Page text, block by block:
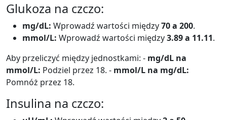
Glukoza na czczo:
mg/dL: Wprowadź wartości między70 a 200.
mmol/L: Wprowadź wartości między3.89 a 11.11.
Aby przeliczyć między jednostkami: - mg/dL na
mmol/L: Podziel przez 18. - mmol/L na mg/dL:
Pomnóż przez 18.
Insulina na czczo: